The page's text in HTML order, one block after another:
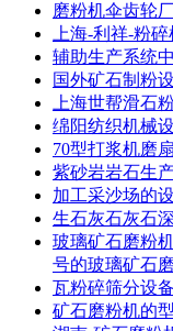
磨粉机伞齿轮
上海-利祥-粉碎
辅助生产系统
国外矿石制粉
上海世帮滑石
绵阳纺织机械
70型打浆机磨
紫砂岩岩石生
加工采沙场的
生石灰石灰石
玻璃矿石磨粉
号的玻璃矿石
瓦粉碎筛分设备
矿石磨粉机的